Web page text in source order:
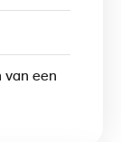
van een